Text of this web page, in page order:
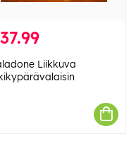
Liikkuva